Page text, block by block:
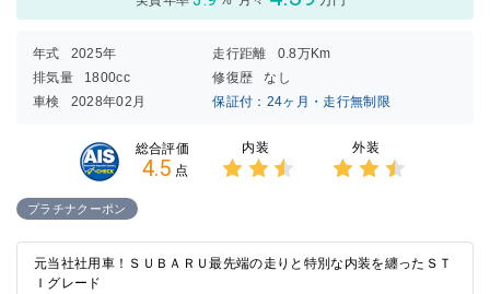
年式 2025年 走行距離
0.8万Km
排気量
1800cc 修復歴
なし
車検
2028年02月 保証付：24ヶ月・走行無制限
総合評価
4.5 点
内装 外装
プラチナクーポン
元当社社用車！ＳＵＢＡＲＵ最先端の走りと特別な内装を纏ったＳＴ
Ｉグレード